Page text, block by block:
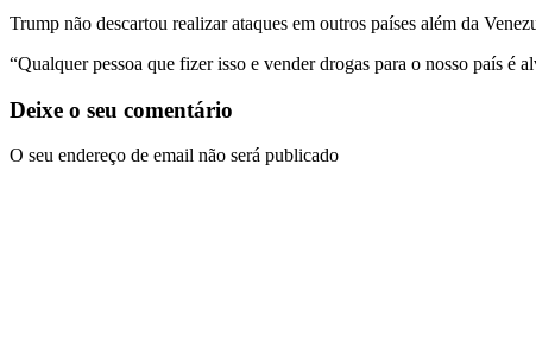
Trump não descartou realizar ataques em outros países além da
“Qualquer pessoa que fizer isso e vender drogas para o nosso país é
Deixe o seu comentário
O seu endereço de email não será publicado